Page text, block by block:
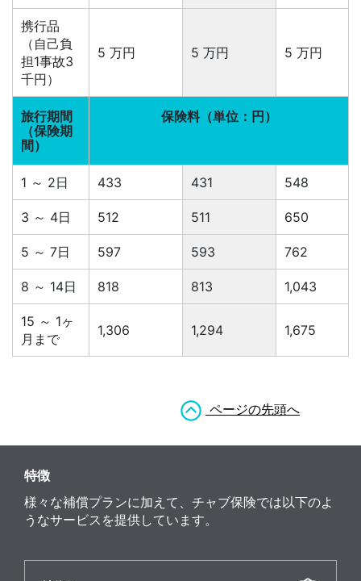
携行品
（自己負
担1事故3
千円）
5 万円 5 万円 5 万円
旅行期間
（保険期
間）
保険料（単位：円）
1 ～ 2日 433 431 548
3 ～ 4日 512 511 650
5 ～ 7日 597 593 762
8 ～ 14日 818 813 1,043
15 ～ 1ヶ
月まで
1,306 1,294 1,675
ページの先頭へ
特徴
様々な補償プランに加えて、チャブ保険では以下のよ
うなサービスを提供しています。